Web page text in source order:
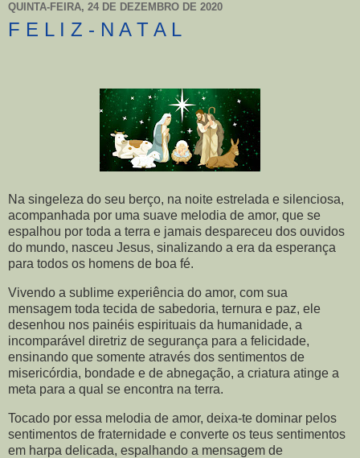
QUINTA-FEIRA, 24 DE DEZEMBRO DE 2020
F E L I Z - N A T A L
Na singeleza do seu berço, na noite estrelada e silenciosa,
acompanhada por uma suave melodia de amor, que se
espalhou por toda a terra e jamais despareceu dos ouvidos
do mundo, nasceu Jesus, sinalizando a era da esperança
para todos os homens de boa fé.
Vivendo a sublime experiência do amor, com sua
mensagem toda tecida de sabedoria, ternura e paz, ele
desenhou nos painéis espirituais da humanidade, a
incomparável diretriz de segurança para a felicidade,
ensinando que somente através dos sentimentos de
misericórdia, bondade e de abnegação, a criatura atinge a
meta para a qual se encontra na terra.
Tocado por essa melodia de amor, deixa-te dominar pelos
sentimentos de fraternidade e converte os teus sentimentos
em harpa delicada, espalhando a mensagem de